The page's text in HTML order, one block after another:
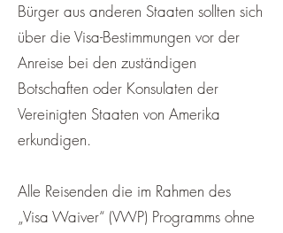
Bürger aus anderen Staaten sollten sich
über die Visa-Bestimmungen vor der
Anreise bei den zuständigen
Botschaften oder Konsulaten der
Vereinigten Staaten von Amerika
erkundigen.
Alle Reisenden die im Rahmen des
„Visa Waiver“ (VWP) Programms ohne